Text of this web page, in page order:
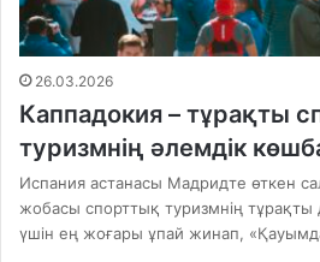
26.03.2026
Каппадокия – тұрақты
туризмнің әлемдік
Испания астанасы Мадридте өткен
жобасы спорттық туризмнің тұрақты
үшін ең жоғары ұпай жинап,